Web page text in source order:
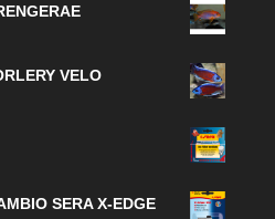
€.
VELO
SERA X-EDGE